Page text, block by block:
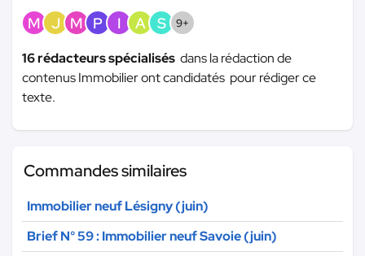
M J M P I A S 9+
16 rédacteurs spécialisés dans la rédaction de
contenus Immobilier ont candidatés pour rédiger ce
texte.
Commandes similaires
Immobilier neuf Lésigny (juin)
Brief N° 59 : Immobilier neuf Savoie (juin)